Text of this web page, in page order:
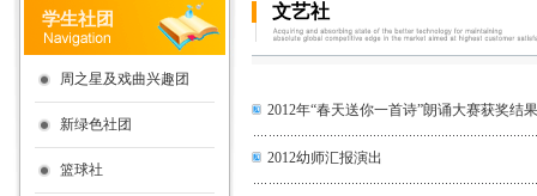
学生社团
周之星及戏曲兴趣团
新绿色社团
篮球社
文艺社
2012年“春天送你一首诗”朗诵大赛获奖结果
2012幼师汇报演出